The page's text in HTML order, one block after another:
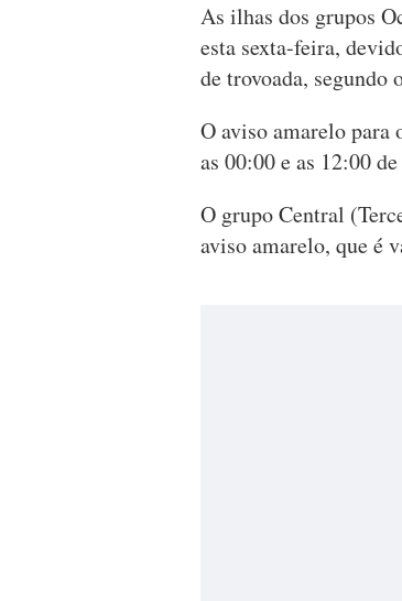
As ilhas dos grupos
esta sexta-feira,
de trovoada,
O aviso amarelo
as 00:00 e as 12:00
O grupo Central
aviso amarelo, que é